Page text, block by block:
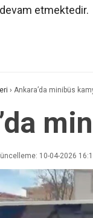
etmektedir.
› Ankara’da minibüs
10-04-2026